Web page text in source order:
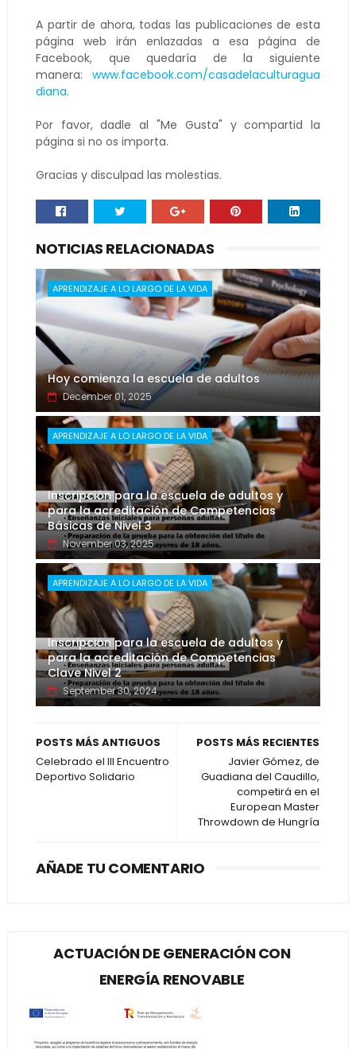
A partir de ahora, todas las publicaciones de esta
página web irán enlazadas a esa página de
Facebook, que quedaría de la siguiente
manera:www.facebook.com/casadelaculturagua
diana.
Por favor, dadle al "Me Gusta" y compartid la
página si no os importa.
Gracias y disculpad las molestias.
NOTICIAS RELACIONADAS
APRENDIZAJE A LO LARGO DE LA VIDA
Hoy comienza la escuela de adultos
December 01, 2025
APRENDIZAJE A LO LARGO DE LA VIDA
Inscripción para la escuela de adultos y
para la acreditación de Competencias
Básicas de Nivel 3
November 03, 2025
APRENDIZAJE A LO LARGO DE LA VIDA
Inscripción para la escuela de adultos y
para la acreditación de Competencias
Clave Nivel 2
September 30, 2024
POSTS MÁS RECIENTES
Javier Gómez, de
Guadiana del Caudillo,
competirá en el
European Master
Throwdown de Hungría
POSTS MÁS ANTIGUOS
Celebrado el III Encuentro
Deportivo Solidario
AÑADE TU COMENTARIO
ACTUACIÓN DE GENERACIÓN CON
ENERGÍA RENOVABLE